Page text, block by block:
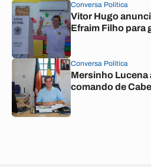
Conversa Política
Vitor Hugo
Efraim Filho para
Conversa Política
Mersinho
comando de